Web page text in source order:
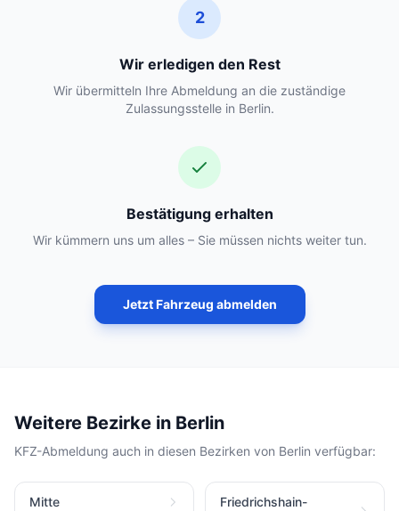
2
Wir erledigen den Rest
Wir übermitteln Ihre Abmeldung an die zuständige
Zulassungsstelle in Berlin.
Bestätigung erhalten
Wir kümmern uns um alles – Sie müssen nichts weiter tun.
Jetzt Fahrzeug abmelden
Weitere Bezirke in Berlin
KFZ-Abmeldung auch in diesen Bezirken von Berlin verfügbar:
Mitte
Friedrichshain-